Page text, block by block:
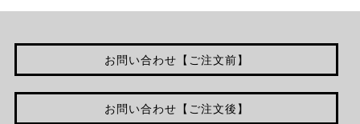
お問い合わせ【ご注文前】
お問い合わせ【ご注文後】